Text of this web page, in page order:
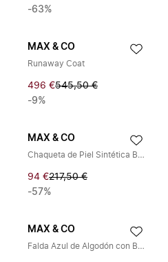
-63%
MAX & CO
Runaway Coat
496 €545,50 €
-9%
MAX & CO
Chaqueta de Piel Sintética Beige con Cremallera Blanca
94 €217,50 €
-57%
MAX & CO
Falda Azul de Algodón con Bolsillos